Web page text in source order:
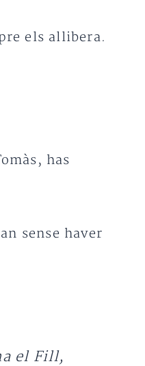
els allibera.
has
sense haver
el Fill,